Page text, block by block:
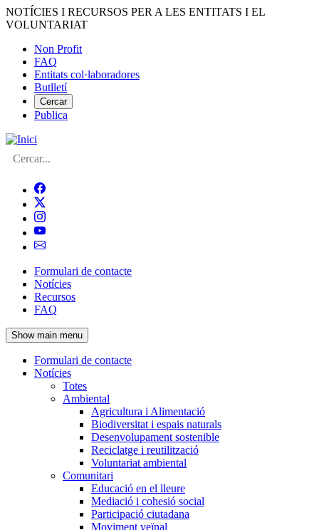
Vés
al
NOTÍCIES I RECURSOS PER A LES ENTITATS I EL
VOLUNTARIAT
Menú
del
compte
d'usuari
Non Profit
FAQ
Entitats col·laboradores
Butlletí
Cercar
Publica
Cerca
Navegació
principal
de
l'encapçalament
Formulari de contacte
Notícies
Recursos
FAQ
Show main menu
Navegació
principal
Formulari de contacte
Notícies
Totes
Ambiental
Agricultura i Alimentació
Biodiversitat i espais naturals
Desenvolupament sostenible
Reciclatge i reutilització
Voluntariat ambiental
Comunitari
Educació en el lleure
Mediació i cohesió social
Participació ciutadana
Moviment veïnal